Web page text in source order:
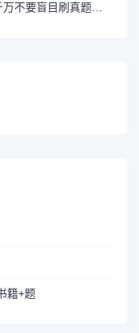
想上重点高中，初三数理化复习 千万不要盲目刷真题卷和模拟卷！
籍+题